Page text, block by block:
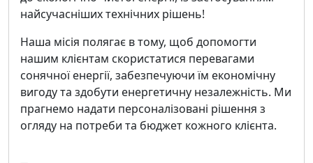
найсучасніших технічних рішень!
Наша місія полягає в тому, щоб допомогти
нашим клієнтам скористатися перевагами
сонячної енергії, забезпечуючи їм економічну
вигоду та здобути енергетичну незалежність. Ми
прагнемо надати персоналізовані рішення з
огляду на потреби та бюджет кожного клієнта.